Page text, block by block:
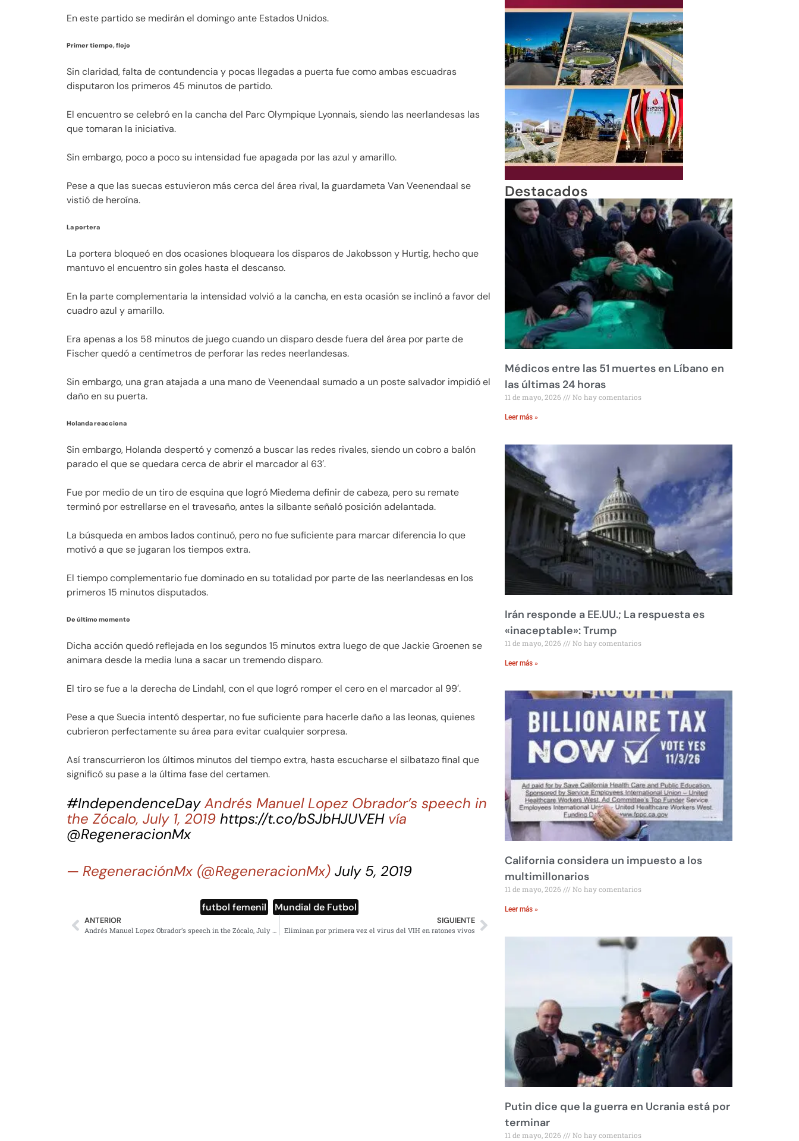
En este partido se medirán el domingo ante Estados Unidos.
Primer tiempo, flojo
Sin claridad, falta de contundencia y pocas llegadas a puerta fue como ambas escuadras
disputaron los primeros 45 minutos de partido.
El encuentro se celebró en la cancha del Parc Olympique Lyonnais, siendo las neerlandesas las
que tomaran la iniciativa.
Sin embargo, poco a poco su intensidad fue apagada por las azul y amarillo.
Pese a que las suecas estuvieron más cerca del área rival, la guardameta Van Veenendaal se
vistió de heroína.
La portera
La portera bloqueó en dos ocasiones bloqueara los disparos de Jakobsson y Hurtig, hecho que
mantuvo el encuentro sin goles hasta el descanso.
En la parte complementaria la intensidad volvió a la cancha, en esta ocasión se inclinó a favor del
cuadro azul y amarillo.
Era apenas a los 58 minutos de juego cuando un disparo desde fuera del área por parte de
Fischer quedó a centímetros de perforar las redes neerlandesas.
Sin embargo, una gran atajada a una mano de Veenendaal sumado a un poste salvador impidió el
daño en su puerta.
Holanda reacciona
Sin embargo, Holanda despertó y comenzó a buscar las redes rivales, siendo un cobro a balón
parado el que se quedara cerca de abrir el marcador al 63′.
Fue por medio de un tiro de esquina que logró Miedema definir de cabeza, pero su remate
terminó por estrellarse en el travesaño, antes la silbante señaló posición adelantada.
La búsqueda en ambos lados continuó, pero no fue suficiente para marcar diferencia lo que
motivó a que se jugaran los tiempos extra.
El tiempo complementario fue dominado en su totalidad por parte de las neerlandesas en los
primeros 15 minutos disputados.
De último momento
Dicha acción quedó reflejada en los segundos 15 minutos extra luego de que Jackie Groenen se
animara desde la media luna a sacar un tremendo disparo.
El tiro se fue a la derecha de Lindahl, con el que logró romper el cero en el marcador al 99′.
Pese a que Suecia intentó despertar, no fue suficiente para hacerle daño a las leonas, quienes
cubrieron perfectamente su área para evitar cualquier sorpresa.
Así transcurrieron los últimos minutos del tiempo extra, hasta escucharse el silbatazo final que
significó su pase a la última fase del certamen.
#IndependenceDayAndrés Manuel Lopez Obrador’s speech in
the Zócalo, July 1, 2019 https://t.co/bSJbHJUVEHvía
@RegeneracionMx
— RegeneraciónMx (@RegeneracionMx) July 5, 2019
futbol femenil Mundial de Futbol
ANTERIOR
Andrés Manuel Lopez Obrador’s speech in the Zócalo, July 1, 2019
SIGUIENTE
Eliminan por primera vez el virus del VIH en ratones vivos
Destacados
Médicos entre las 51 muertes en Líbano en
las últimas 24 horas
11 de mayo, 2026 No hay comentarios
Leer más »
Irán responde a EE.UU.; La respuesta es
«inaceptable»: Trump
11 de mayo, 2026 No hay comentarios
Leer más »
California considera un impuesto a los
multimillonarios
11 de mayo, 2026 No hay comentarios
Leer más »
Putin dice que la guerra en Ucrania está por
terminar
11 de mayo, 2026 No hay comentarios